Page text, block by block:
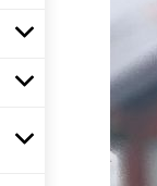
для детских